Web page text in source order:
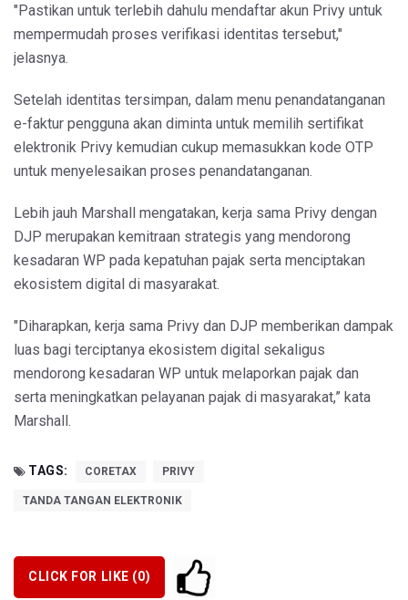
"Pastikan untuk terlebih dahulu mendaftar akun Privy untuk
mempermudah proses verifikasi identitas tersebut,"
jelasnya.
Setelah identitas tersimpan, dalam menu penandatanganan
e-faktur pengguna akan diminta untuk memilih sertifikat
elektronik Privy kemudian cukup memasukkan kode OTP
untuk menyelesaikan proses penandatanganan.
Lebih jauh Marshall mengatakan, kerja sama Privy dengan
DJP merupakan kemitraan strategis yang mendorong
kesadaran WP pada kepatuhan pajak serta menciptakan
ekosistem digital di masyarakat.
"Diharapkan, kerja sama Privy dan DJP memberikan dampak
luas bagi terciptanya ekosistem digital sekaligus
mendorong kesadaran WP untuk melaporkan pajak dan
serta meningkatkan pelayanan pajak di masyarakat,” kata
Marshall.
TAGS: CORETAX PRIVY
TANDA TANGAN ELEKTRONIK
CLICK FOR LIKE (0)